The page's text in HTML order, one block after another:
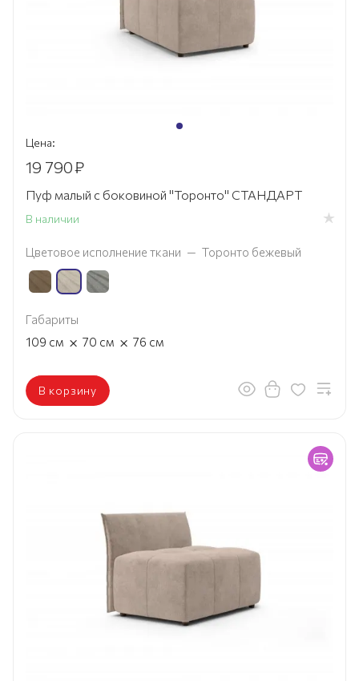
Цена:
19 790₽
Пуф малый с боковиной "Торонто" СТАНДАРТ
В наличии
Цветовое исполнение ткани — Торонто бежевый
Габариты
109 см × 70 см × 76 см
В корзину